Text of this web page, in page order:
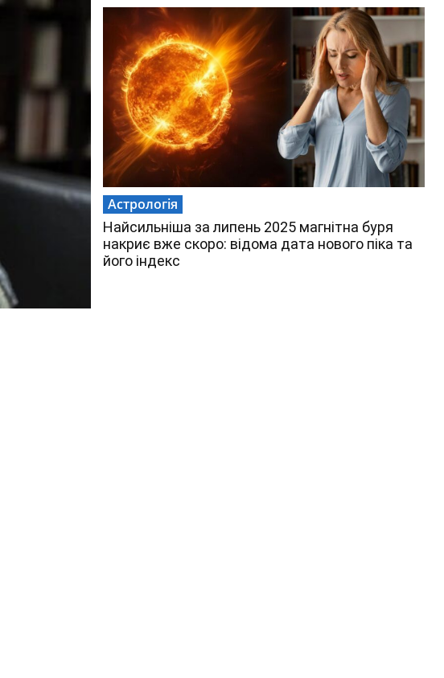
Астрологія
Найсильніша за липень 2025 магнітна буря
накриє вже скоро: відома дата нового піка та
його індекс